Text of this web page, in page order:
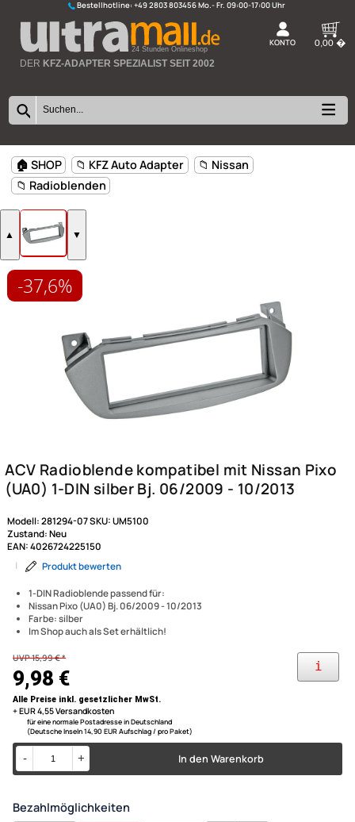
Bestellhotline:+49 2803 803456
24 Stunden Onlineshop
🏠 SHOP 📁 KFZ Auto Adapter
📁 Radioblenden
▲ ▼
-37,6%
ACV Radioblende
(UA0) 1-DIN silber Bj. 06/
1-DIN Radioblende passend für:
Nissan Pixo (UA0) Bj. 06/2009 - 10/2013
Farbe: silber
Im Shop auch als Set erhältlich!
Zustand:Neu
EAN:4026724225150
|
Produkt bewerten
UVP 15,99 € *